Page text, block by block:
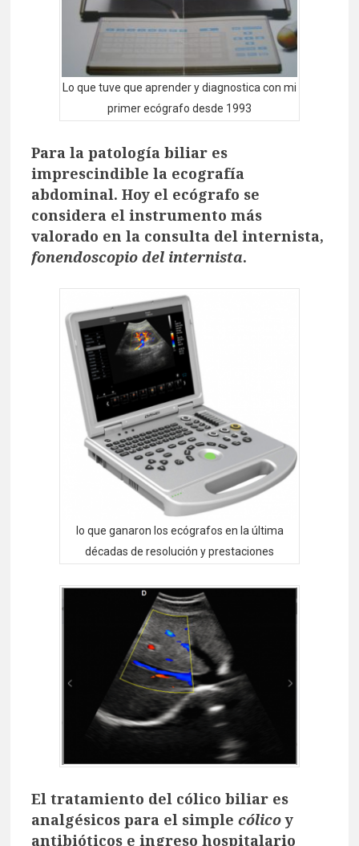
Lo que tuve que aprender y diagnostica con mi
primer ecógrafo desde 1993
Para la patología biliar es
imprescindible la ecografía
abdominal. Hoy el ecógrafo se
considera el instrumento más
valorado en la consulta del internista,
fonendoscopio del internista.
lo que ganaron los ecógrafos en la última
décadas de resolución y prestaciones
El tratamiento del cólico biliar es
analgésicos para el simple cólicoy
antibióticos e ingreso hospitalario